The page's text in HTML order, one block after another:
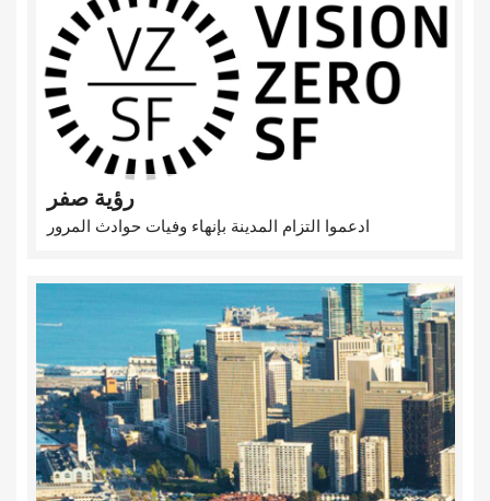
رؤية صفر
ادعموا التزام المدينة بإنهاء وفيات حوادث المرور